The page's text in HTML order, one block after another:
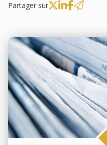
Partager sur